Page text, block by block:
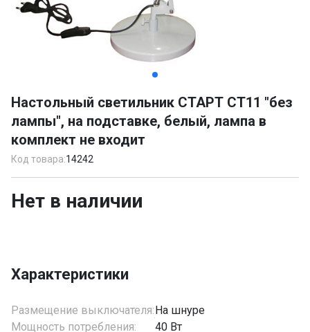
of
2
Настольный светильник СТАРТ СТ11 "без
лампы", на подставке, белый, лампа в
комплект не входит
Код товара:14242
Нет в наличии
Характеристики
Размещение выключателя:На шнуре
Мощность потребления:
40 Вт